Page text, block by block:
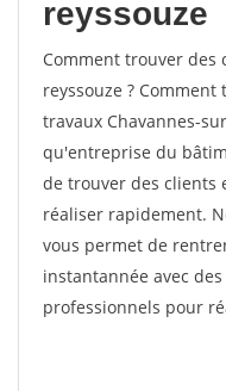
reyssouze
Comment trouver des
reyssouze ?
travaux Chavannes-
qu'entreprise du
de trouver des clients
réaliser rapidement.
vous permet de
instantannée avec
professionnels pour